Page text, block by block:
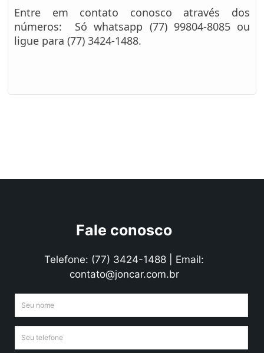
Entre em contato conosco através dos
números: Só whatsapp (77) 99804-8085 ou
ligue para (77) 3424-1488.
Fale conosco
Telefone: (77) 3424-1488 | Email:
contato@joncar.com.br